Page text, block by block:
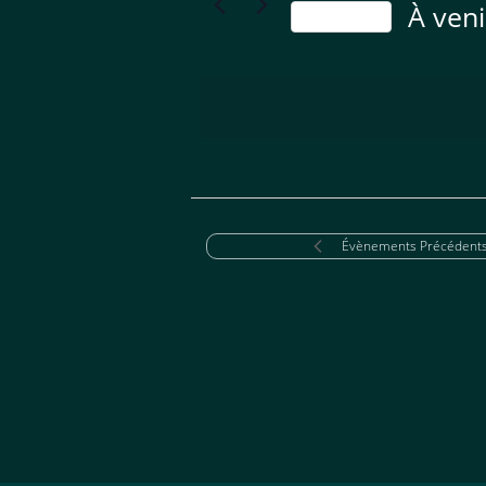
À
Évènements Précédents